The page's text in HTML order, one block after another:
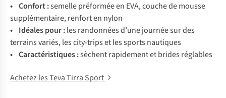
• Confort :semelle préformée en EVA, couche de mousse
supplémentaire, renfort en nylon
• Idéales pour :les randonnées d’une journée sur des
terrains variés, les city-trips et les sports nautiques
• Caractéristiques :sèchent rapidement et brides réglables
Achetez les Teva Tirra Sport